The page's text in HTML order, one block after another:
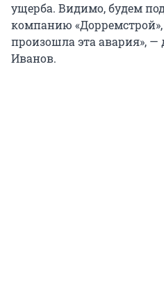
ущерба. Видимо, будем
компанию «Дорремстрой»,
произошла эта авария»,
Иванов.